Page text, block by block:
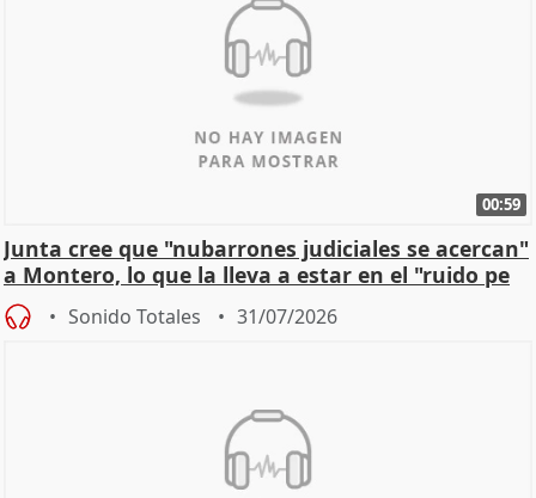
00:59
Junta cree que "nubarrones judiciales se acercan"
a Montero, lo que la lleva a estar en el "ruido pe
Sonido Totales 31/07/2026